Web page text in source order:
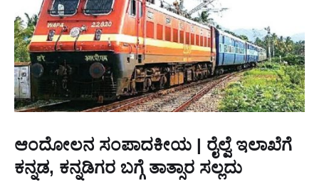
ಆಂದೋಲನ ಸಂಪಾದಕೀಯ | ರೈಲ್ವೆ ಇಲಾಖೆಗೆ
ಕನ್ನಡ, ಕನ್ನಡಿಗರ ಬಗ್ಗೆ ತಾತ್ಸಾರ ಸಲ್ಲದು